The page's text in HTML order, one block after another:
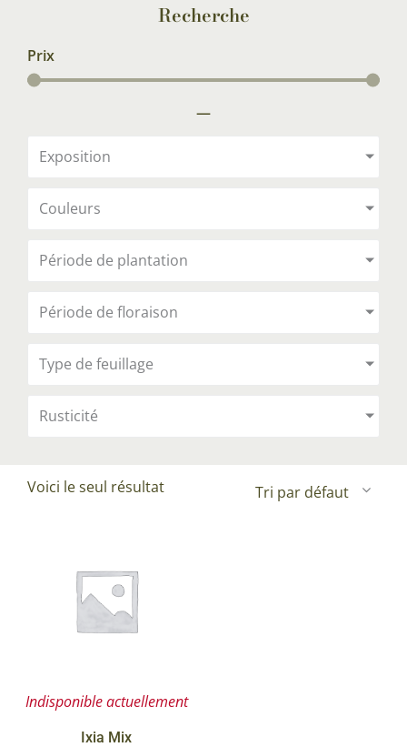
Recherche
Prix
—
Exposition
Couleurs
Période de plantation
Période de floraison
Type de feuillage
Rusticité
Voici le seul résultat
Indisponible actuellement
Ixia Mix